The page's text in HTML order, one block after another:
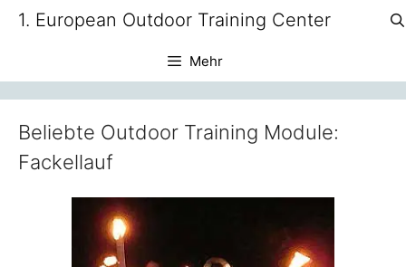
Zum1. European Outdoor Training Center
Mehr
Beliebte Outdoor Training Module:
Fackellauf